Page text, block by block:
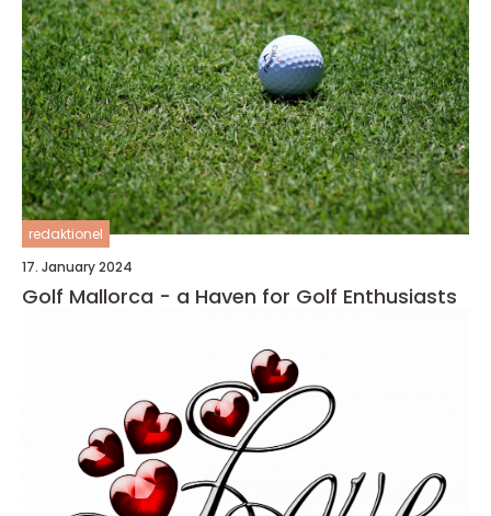
redaktionel
17. January 2024
Golf Mallorca - a Haven for Golf Enthusiasts